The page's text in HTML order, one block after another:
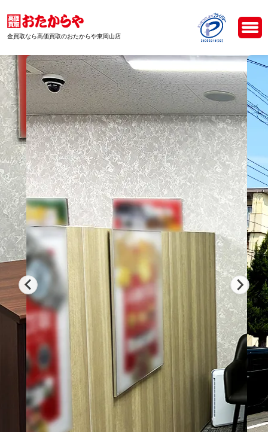
金買取なら高価買取のおたからや東岡山店